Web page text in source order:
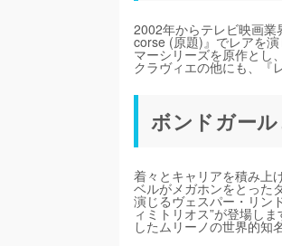
2002年からテレビ映画
corse (原題)』でレアを
マーシリーズを原作とし
クラヴィエの他にも、『
ボンドガー
着々とキャリアを積み上
ベルがメガホンをとった
演じるヴェスパー・リン
ィミトリオス”が登場し
したムリーノの世界的知